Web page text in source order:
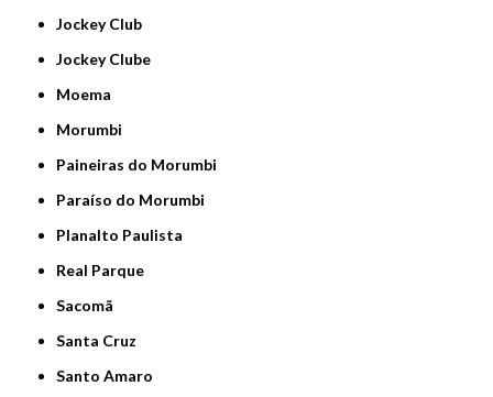
Jockey Club
Jockey Clube
Moema
Morumbi
Paineiras do Morumbi
Paraíso do Morumbi
Planalto Paulista
Real Parque
Sacomã
Santa Cruz
Santo Amaro